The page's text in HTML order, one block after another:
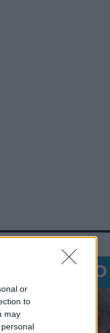
or
to
may